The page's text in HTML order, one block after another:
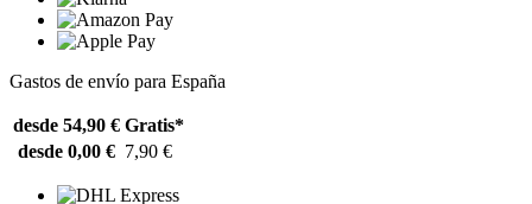
Gastos de envío para España
desde 54,90 € Gratis*
desde 0,00 € 7,90 €